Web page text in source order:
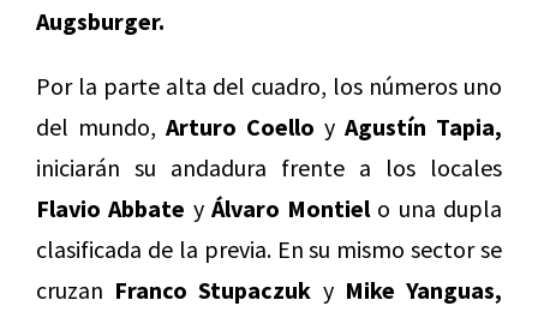
Augsburger.
Por la parte alta del cuadro, los números uno
del mundo, Arturo Coello y Agustín Tapia,
iniciarán su andadura frente a los locales
Flavio Abbate y Álvaro Montielo una dupla
clasificada de la previa. En su mismo sector se
cruzan Franco Stupaczuk y Mike Yanguas,